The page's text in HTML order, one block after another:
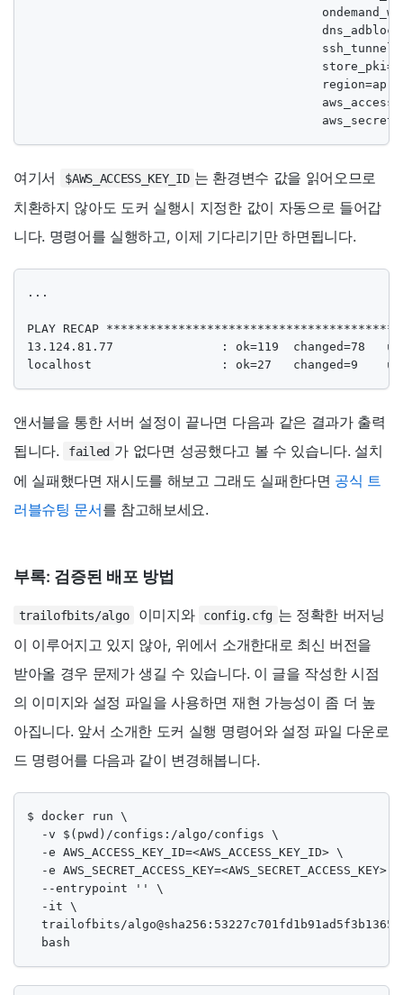
region=ap-
여기서 $AWS_ACCESS_KEY_ID 는 환경변수 값을 읽어오므로
치환하지 않아도 도커 실행시 지정한 값이 자동으로 들어갑
니다. 명령어를 실행하고, 이제 기다리기만 하면됩니다.
...
PLAY RECAP
13.124.81.77               : ok=119  changed=78
localhost                  : ok=27   changed=9
앤서블을 통한 서버 설정이 끝나면 다음과 같은 결과가 출력
됩니다.
failed 가 없다면 성공했다고 볼 수 있습니다. 설치
에 실패했다면 재시도를 해보고 그래도 실패한다면 공식 트
러블슈팅 문서를 참고해보세요.
부록: 검증된 배포 방법
trailofbits/algo 이미지와 config.cfg 는 정확한 버저닝
이 이루어지고 있지 않아, 위에서 소개한대로 최신 버전을
받아올 경우 문제가 생길 수 있습니다. 이 글을 작성한 시점
의 이미지와 설정 파일을 사용하면 재현 가능성이 좀 더 높
아집니다. 앞서 소개한 도커 실행 명령어와 설정 파일 다운로
드 명령어를 다음과 같이 변경해봅니다.
$ docker run \
  -v $(pwd)/configs:/algo/configs \
  -e AWS_ACCESS_KEY_ID=<AWS_ACCESS_KEY_ID> \
  -e AWS_SECRET_ACCESS_KEY=<AWS_SECRET_ACCESS_KEY> \
  --entrypoint '' \
  -it \
trailofbits/
  bash